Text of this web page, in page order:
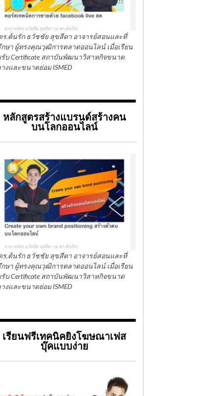
ร.ต้นรัก ธวัชชัย สุขสีดา อาจารย์สอนและที่
กษา ผู้ทรงคุณวุฒิการตลาดออนไลน์ เมื่อเรียน
รับ Certificate สถาบันพัฒนาวิสาหกิจขนาด
งและขนาดย่อม ISMED
หลักสูตรสร้างแบรนด์สร้างคน
บนโลกออนไลน์
ร.ต้นรัก ธวัชชัย สุขสีดา อาจารย์สอนและที่
กษา ผู้ทรงคุณวุฒิการตลาดออนไลน์ เมื่อเรียน
รับ Certificate สถาบันพัฒนาวิสาหกิจขนาด
งและขนาดย่อม ISMED
เรียนฟรีเทคนิคยิงโฆษณาเฟส
บุ๊คแบบง่าย